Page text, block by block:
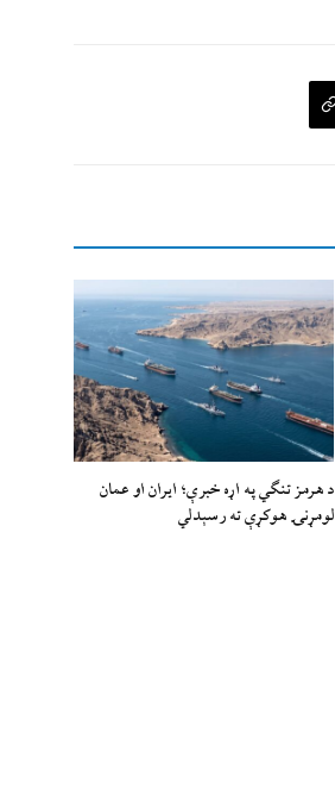
د هرمز تنګي په اړه خبرې؛ ایران او عمان
لومړنۍ هوکړې ته رسېدلي